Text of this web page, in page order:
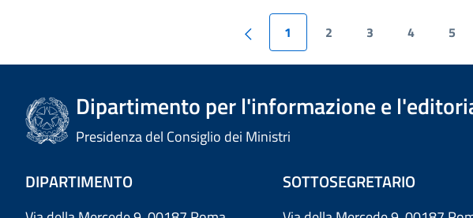
1 2 3 4 5
Dipartimento per l'informazione e
Presidenza del Consiglio dei Ministri
DIPARTIMENTO SOTTOSEGRETARIO